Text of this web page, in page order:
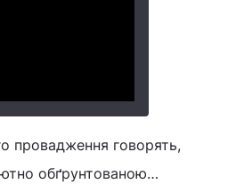
провадження говорять,
обґрунтованою…